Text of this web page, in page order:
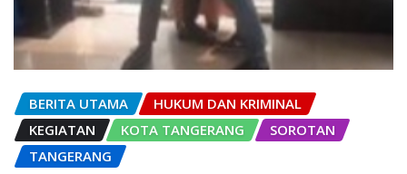
BERITA UTAMA
HUKUM DAN KRIMINAL
KEGIATAN
KOTA TANGERANG
SOROTAN
TANGERANG